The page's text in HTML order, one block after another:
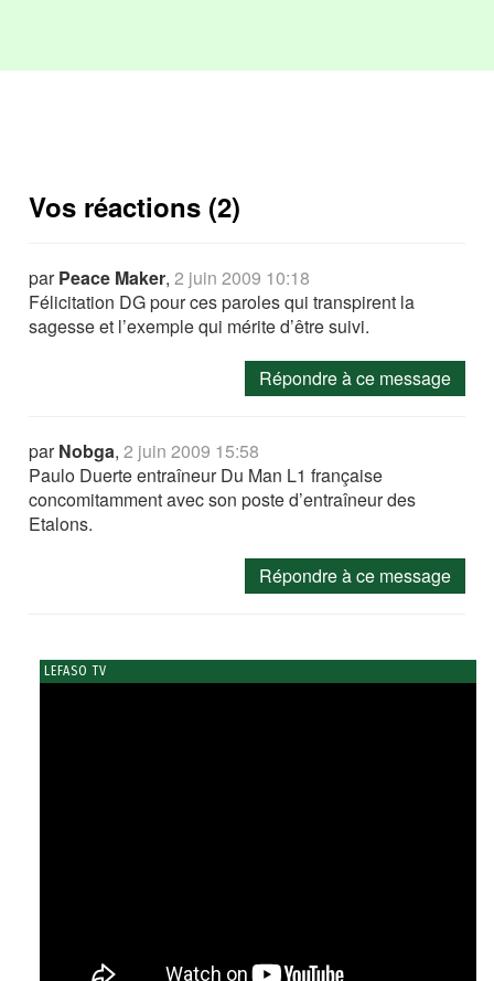
Vos réactions (2)
parPeace Maker,2 juin 2009 10:18
Félicitation DG pour ces paroles qui transpirent la
sagesse et l’exemple qui mérite d’être suivi.
Répondre à ce message
parNobga,2 juin 2009 15:58
Paulo Duerte entraîneur Du Man L1 française
concomitamment avec son poste d’entraîneur des
Etalons.
Répondre à ce message
LEFASO TV